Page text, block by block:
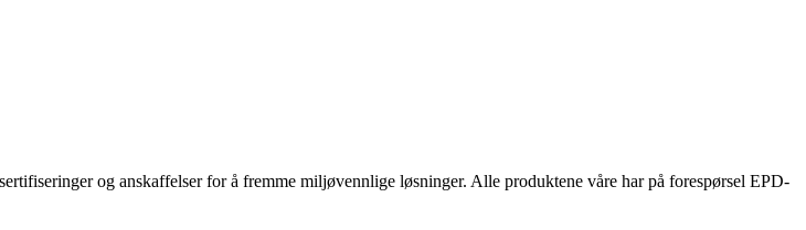
og anskaffelser for å fremme miljøvennlige løsninger. Alle produktene våre har på forespørsel EPD-